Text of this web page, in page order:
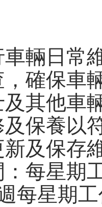
輛日常
確保車
其他車
保養以
及保存
每星期
每星期